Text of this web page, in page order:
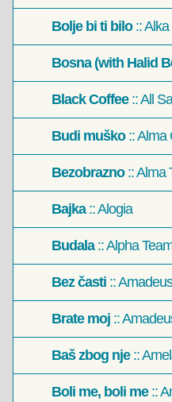
Bolje bi ti bilo:: Alka
Bosna (with Halid
Black Coffee:: All
Budi muško:: Alma
Bezobrazno:: Alma
Bajka:: Alogia
Budala:: Alpha
Bez časti ::
Brate moj ::
Baš zbog nje::
Boli me, boli me::